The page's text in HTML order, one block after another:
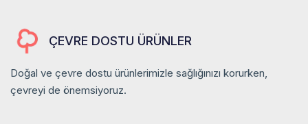
ÇEVRE DOSTU ÜRÜNLER
Doğal ve çevre dostu ürünlerimizle sağlığınızı korurken,
çevreyi de önemsiyoruz.